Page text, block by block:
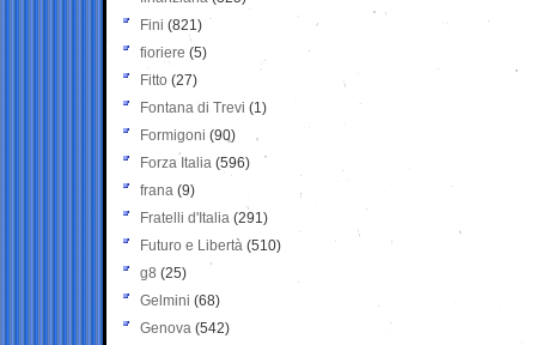
Fini (821)
fioriere (5)
Fitto (27)
Fontana di Trevi (1)
Formigoni (90)
Forza Italia (596)
frana (9)
Fratelli d'Italia (291)
Futuro e Libertà (510)
g8 (25)
Gelmini (68)
Genova (542)